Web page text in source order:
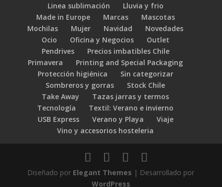
Linea sublimación
Lluvia y frio
Made in Europe
Marcas
Mascotas
Mochilas
Mujer Navidad
Novedades
Ocio
Oficina y Negocios
Outlet
Pendrives
Precios imbatibles Chile
Primavera
Printing and Special Packaging
Protección higiénica
Sin categorizar
Sombreros y gorras
Stock Chile
Take Away
Tazas jarras y termos
Tecnología
Textil: Verano e invierno
USB Express
Verano y Playa
Viaje
Vino y accesorios hosteleria
Diseñado por Elegant Themes | Desarrollado por
WordPress